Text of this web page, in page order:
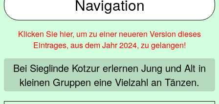
Navigation
Klicken Sie hier, um zu einer neueren Version dieses
Eintrages, aus dem Jahr 2024, zu gelangen!
Bei Sieglinde Kotzur erlernen Jung und Alt in
kleinen Gruppen eine Vielzahl an Tänzen.